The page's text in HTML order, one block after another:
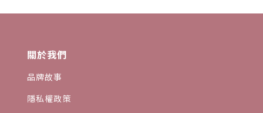
關於我們
品牌故事
隱私權政策